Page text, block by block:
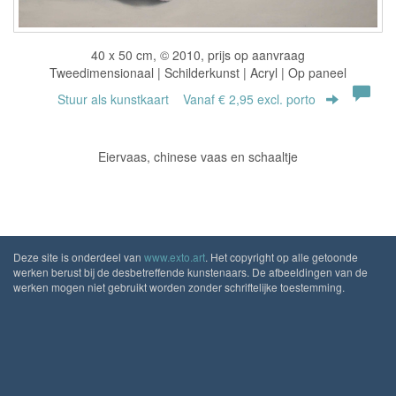
40 x 50 cm, © 2010, prijs op aanvraag
Tweedimensionaal | Schilderkunst | Acryl | Op paneel
Stuur als kunstkaart Vanaf € 2,95 excl. porto
Eiervaas, chinese vaas en schaaltje
Deze site is onderdeel van www.exto.art. Het copyright op alle getoonde
werken berust bij de desbetreffende kunstenaars. De afbeeldingen van de
werken mogen niet gebruikt worden zonder schriftelijke toestemming.